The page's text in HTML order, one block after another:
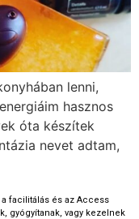
lenni,
hasznos
óta készítek
nevet adtam,
facilitálás és az Access
gyógyítanak, vagy kezelnek